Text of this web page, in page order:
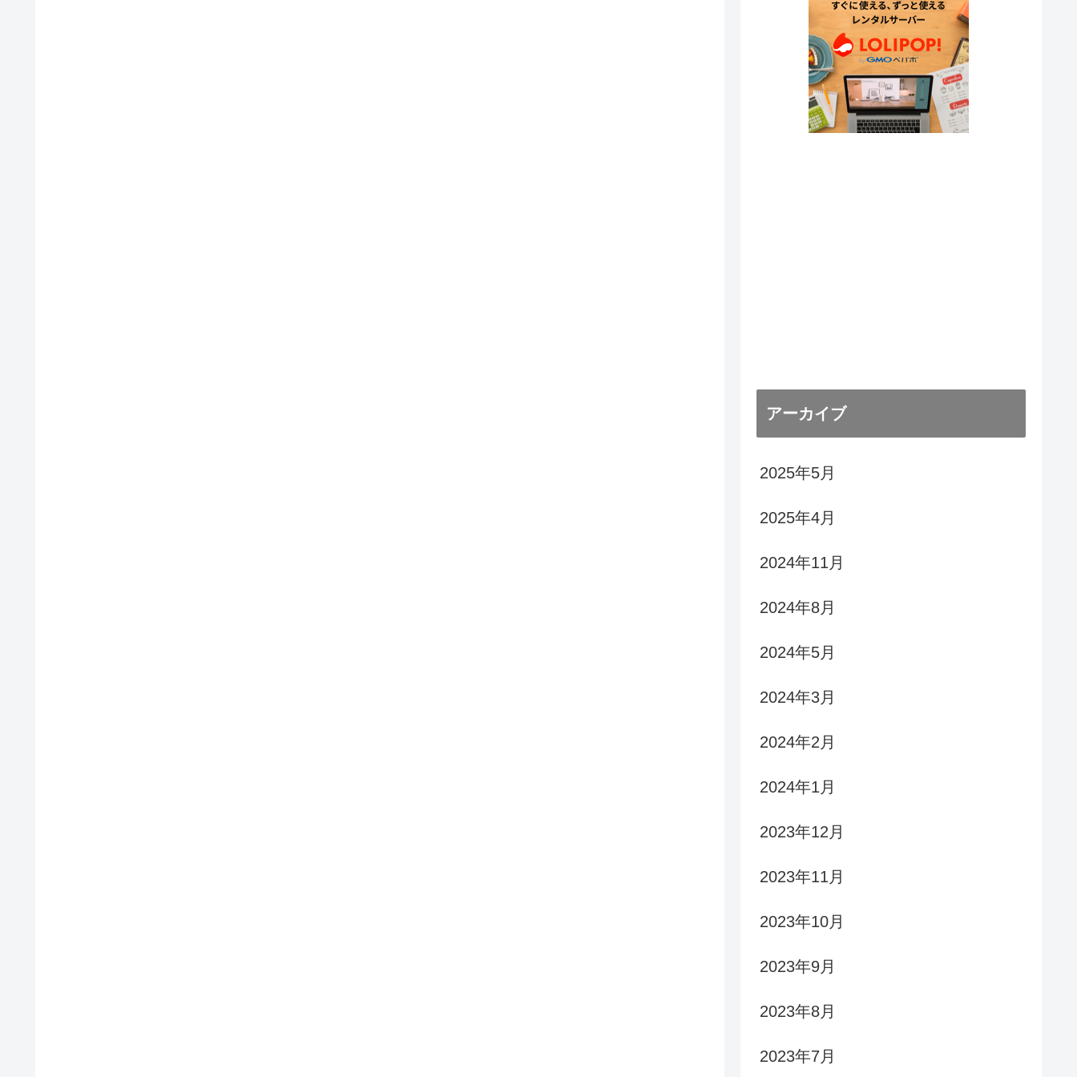
アーカイブ
2025年5月
2025年4月
2024年11月
2024年8月
2024年5月
2024年3月
2024年2月
2024年1月
2023年12月
2023年11月
2023年10月
2023年9月
2023年8月
2023年7月